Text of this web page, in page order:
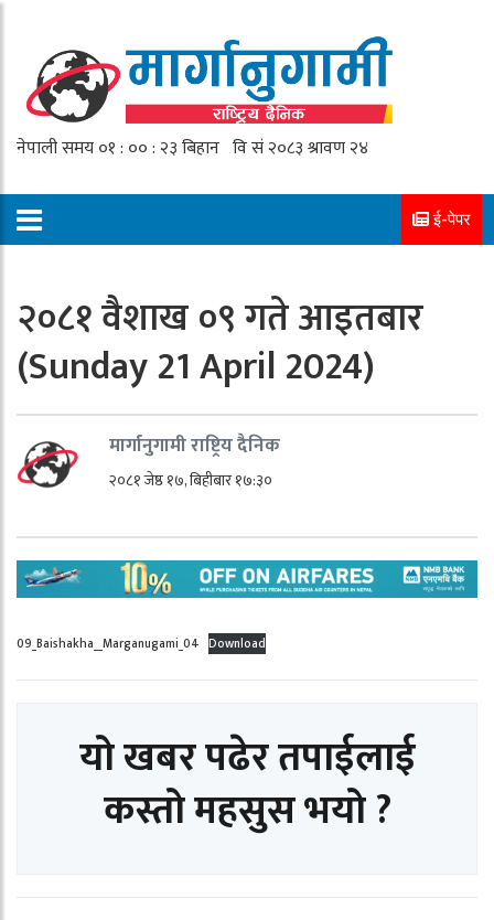
ई-पेपर
२०८१ वैशाख ०९ गते आइतबार
(Sunday 21 April 2024)
मार्गानुगामी राष्ट्रिय दैनिक
२०८१ जेष्ठ १७, बिहीबार १७:३०
09_Baishakha__Marganugami_04 Download
यो खबर पढेर तपाईलाई
कस्तो महसुस भयो ?